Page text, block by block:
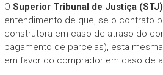
O Superior Tribunal de Justiça (STJ)
entendimento de que, se o contrato
construtora em caso de atraso do
pagamento de parcelas), esta
em favor do comprador em caso de